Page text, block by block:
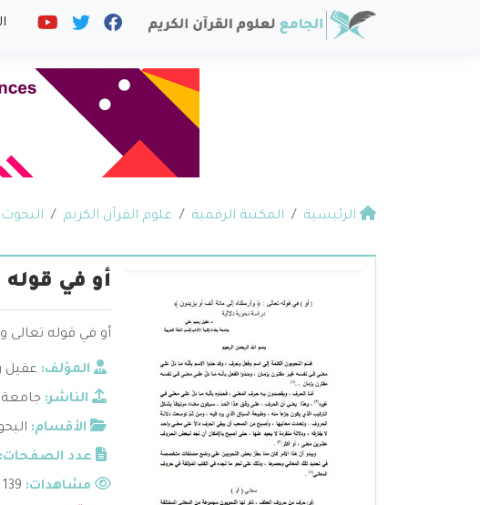
الرئيسية المكتبة الرقمية علوم القرآن الكريم
أو في قوله
أو في قوله تعالى
المؤلف: عقيل
الناشر: جامعة
الأقسام:
عدد الصفحات:
مشاهدات: